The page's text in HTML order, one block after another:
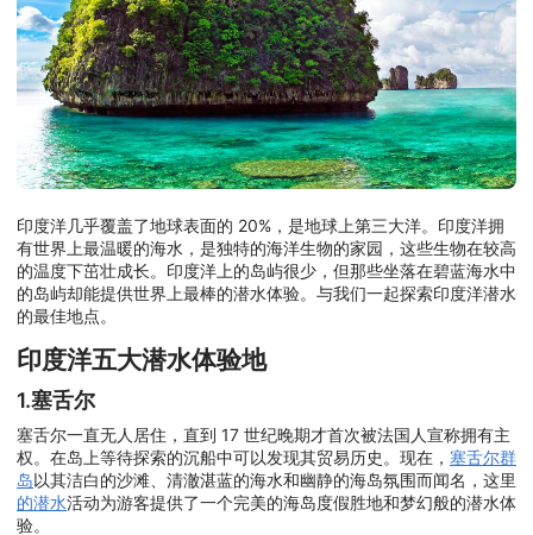
印度洋几乎覆盖了地球表面的 20%，是地球上第三大洋。印度洋拥
有世界上最温暖的海水，是独特的海洋生物的家园，这些生物在较高
的温度下茁壮成长。印度洋上的岛屿很少，但那些坐落在碧蓝海水中
的岛屿却能提供世界上最棒的潜水体验。与我们一起探索印度洋潜水
的最佳地点。
印度洋五大潜水体验地
1.塞舌尔
塞舌尔一直无人居住，直到 17 世纪晚期才首次被法国人宣称拥有主
权。在岛上等待探索的沉船中可以发现其贸易历史。现在， 塞舌尔群
岛以其洁白的沙滩、清澈湛蓝的海水和幽静的海岛氛围而闻名，这里
的潜水活动为游客提供了一个完美的海岛度假胜地和梦幻般的潜水体
验。